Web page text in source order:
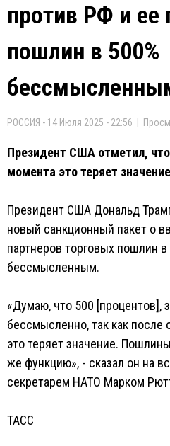
против РФ и ее
пошлин в 500%
РОССИЯ - 14 Июля 2025 - 22:56 |
Президент США отметил,
момента это теряет
Президент США Дональд
новый санкционный пакет о
партнеров торговых пошлин
бессмысленным.
«Думаю, что 500 [процентов],
бессмысленно, так как после
это теряет значение.
же функцию», - сказал он на
секретарем НАТО Марком
ТАСС